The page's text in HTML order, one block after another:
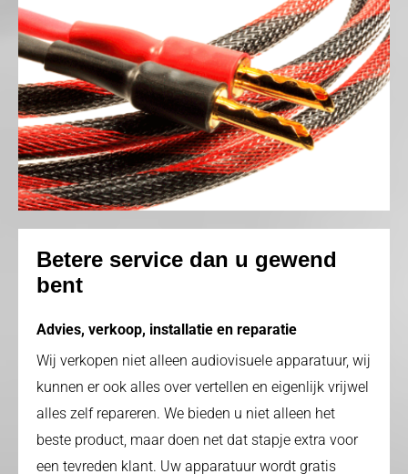
Betere service dan u gewend
bent
Advies, verkoop, installatie en reparatie
Wij verkopen niet alleen audiovisuele apparatuur, wij
kunnen er ook alles over vertellen en eigenlijk vrijwel
alles zelf repareren. We bieden u niet alleen het
beste product, maar doen net dat stapje extra voor
een tevreden klant. Uw apparatuur wordt gratis